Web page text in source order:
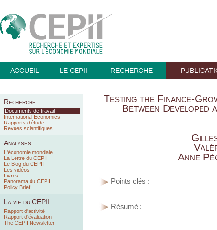
ACCUEIL LE CEPII RECHERCHE
Recherche
Documents de travail
International Economics
Rapports d’étude
Revues scientifiques
Analyses
L'économie mondiale
La Lettre du CEPII
Le Blog du CEPII
Les vidéos
Livres
Panorama du CEPII
Policy Brief
La vie du CEPII
Rapport d'activité
Rapport d'évaluation
The CEPII Newsletter
Testing the Finance-
Between Developed
Anne
Points clés :
Résumé :